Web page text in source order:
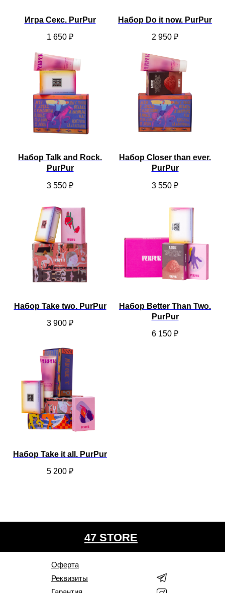
Игра Секс. PurPur
1 650 ₽
Набор Do it now. PurPur
2 950 ₽
Набор Talk and Rock.
PurPur
3 550 ₽
Набор Closer than ever.
PurPur
3 550 ₽
Набор Take two. PurPur
3 900 ₽
Набор Better Than Two.
PurPur
6 150 ₽
Набор Take it all. PurPur
5 200 ₽
Оферта
Реквизиты
47 STORE